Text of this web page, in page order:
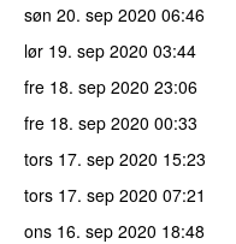
søn 20. sep 2020 06:46
lør 19. sep 2020 03:44
fre 18. sep 2020 23:06
fre 18. sep 2020 00:33
tors 17. sep 2020 15:23
tors 17. sep 2020 07:21
ons 16. sep 2020 18:48